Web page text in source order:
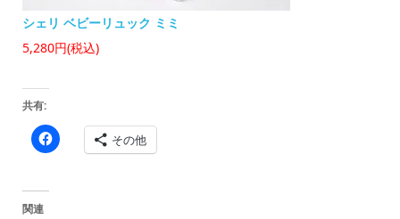
シェリ ベビーリュック ミミ
5,280円(税込)
共有:
Facebook
で その他
関連